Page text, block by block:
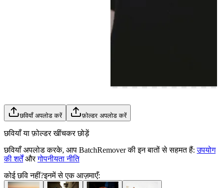
छवियाँ अपलोड करें फ़ोल्डर अपलोड करें
छवियाँ या फ़ोल्डर खींचकर छोड़ें
छवियाँ अपलोड करके, आप BatchRemover की इन बातों से सहमत हैं: उपयोग
की शर्तें और गोपनीयता नीति
कोई छवि नहीं?इनमें से एक आज़माएँ: